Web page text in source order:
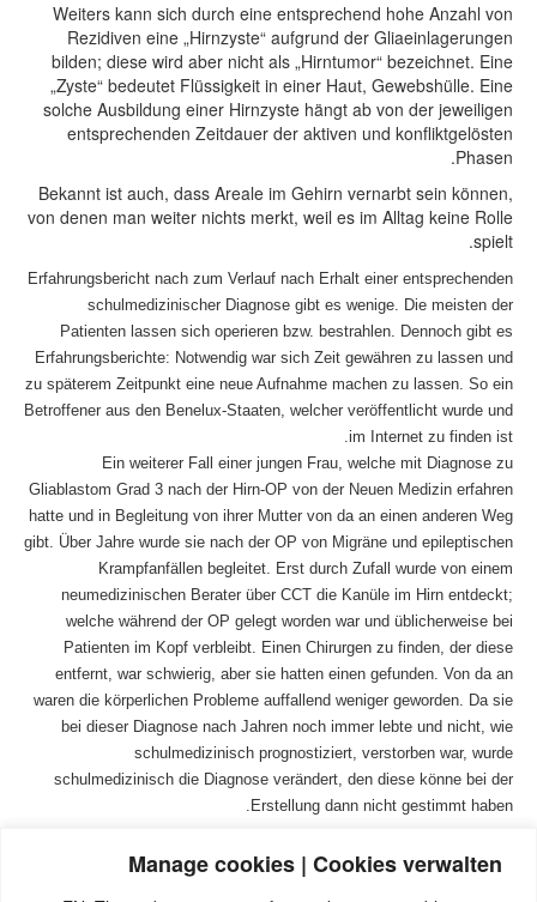
Manage cookies | Cookies verwalten
Weiters kann sich durch eine entsprechend hohe Anzahl von
Rezidiven eine „Hirnzyste“ aufgrund der Gliaeinlagerungen
bilden; diese wird aber nicht als „Hirntumor“ bezeichnet. Eine
„Zyste“ bedeutet Flüssigkeit in einer Haut, Gewebshülle. Eine
solche Ausbildung einer Hirnzyste hängt ab von der jeweiligen
entsprechenden Zeitdauer der aktiven und konfliktgelösten
Phasen.
Bekannt ist auch, dass Areale im Gehirn vernarbt sein können,
von denen man weiter nichts merkt, weil es im Alltag keine Rolle
spielt.
Erfahrungsbericht nach zum Verlauf nach Erhalt einer entsprechenden
schulmedizinischer Diagnose gibt es wenige. Die meisten der
Patienten lassen sich operieren bzw. bestrahlen. Dennoch gibt es
Erfahrungsberichte: Notwendig war sich Zeit gewähren zu lassen und
zu späterem Zeitpunkt eine neue Aufnahme machen zu lassen. So ein
Betroffener aus den Benelux-Staaten, welcher veröffentlicht wurde und
im Internet zu finden ist.
Ein weiterer Fall einer jungen Frau, welche mit Diagnose zu
Gliablastom Grad 3 nach der Hirn-OP von der Neuen Medizin erfahren
hatte und in Begleitung von ihrer Mutter von da an einen anderen Weg
gibt. Über Jahre wurde sie nach der OP von Migräne und epileptischen
Krampfanfällen begleitet. Erst durch Zufall wurde von einem
neumedizinischen Berater über CCT die Kanüle im Hirn entdeckt;
welche während der OP gelegt worden war und üblicherweise bei
Patienten im Kopf verbleibt. Einen Chirurgen zu finden, der diese
entfernt, war schwierig, aber sie hatten einen gefunden. Von da an
waren die körperlichen Probleme auffallend weniger geworden. Da sie
bei dieser Diagnose nach Jahren noch immer lebte und nicht, wie
schulmedizinisch prognostiziert, verstorben war, wurde
schulmedizinisch die Diagnose verändert, den diese könne bei der
Erstellung dann nicht gestimmt haben.
Quellen: